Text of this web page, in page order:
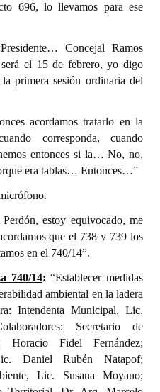
696, lo llevamos para ese
Concejal Ramos
el 15 de febrero, yo digo
primera sesión ordinaria del
acordamos tratarlo en la
corresponda, cuando
entonces si la… No, no,
era tablas… Entonces…”
estoy equivocado, me
que el 738 y 739 los
en el 740/14”.
740/14: “Establecer medidas
ambiental en la ladera
Intendenta Municipal, Lic.
Secretario de
Horacio Fidel Fernández;
Daniel Rubén Natapof;
Lic. Susana Moyano;